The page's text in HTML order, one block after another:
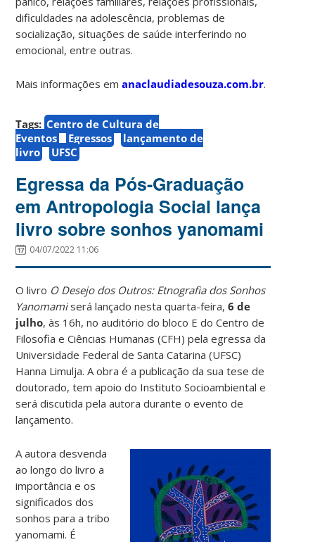
dificuldades na adolescência, problemas de
socialização, situações de saúde interferindo no
emocional, entre outras.
Mais informações emanaclaudiadesouza.com.br.
Tags: Centro de Cultura de
Eventos
Egressos
lançamento de
livro
UFSC
Egressa da Pós-Graduação
em Antropologia Social lança
livro sobre sonhos yanomami
04/07/2022 11:06
O livro O Desejo dos Outros: Etnografia dos Sonhos
Yanomamiserá lançado nesta quarta-feira,6 de
julho, às 16h, no auditório do bloco E do Centro de
Filosofia e Ciências Humanas (CFH) pela egressa da
Universidade Federal de Santa Catarina (UFSC)
Hanna Limulja. A obra é a publicação da sua tese de
doutorado, tem apoio do Instituto Socioambiental e
será discutida pela autora durante o evento de
lançamento.
A autora desvenda
ao longo do livro a
importância e os
significados dos
sonhos para a tribo
yanomami. É